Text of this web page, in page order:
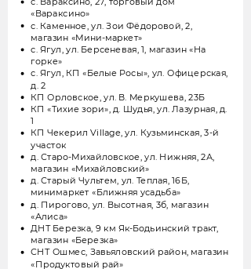
«Вараксино»
с. Каменное, ул. Зои Фёдоровой, 2,
магазин «Мини-маркет»
с. Ягул, ул. Берсеневая, 1, магазин «На
горке»
с. Ягул, КП «Белые Росы», ул. Офицерская,
д. 2
КП Орловское, ул. В. Меркушева, 23Б
КП «Тихие зори», д. Шудья, ул. Лазурная, д.
1
КП Чекерил Village, ул. Кузьминская, 3-й
участок
д. Старо-Михайловское, ул. Нижняя, 2А,
магазин «Михайловский»
д. Старый Чультем, ул. Теплая, 16Б,
минимаркет «Ближняя усадьба»
д. Пирогово, ул. Высотная, 3б, магазин
«Алиса»
ДНТ Березка, 9 км Як-Бодьинский тракт,
магазин «Березка»
СНТ Ошмес, Завьяловский район, магазин
«Продуктовый рай»